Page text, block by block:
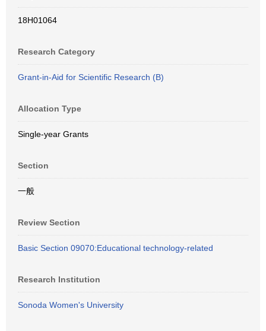
18H01064
Research Category
Grant-in-Aid for Scientific Research (B)
Allocation Type
Single-year Grants
Section
一般
Review Section
Basic Section 09070:Educational technology-related
Research Institution
Sonoda Women's University